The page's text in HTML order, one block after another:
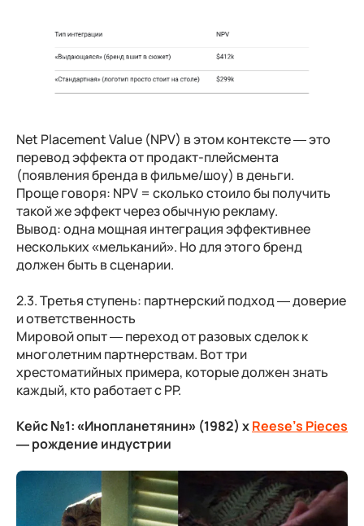
Net Placement Value (NPV) в этом контексте — это
перевод эффекта от продакт-плейсмента
(появления бренда в фильме/шоу) в деньги.
Проще говоря: NPV = сколько стоило бы получить
такой же эффект через обычную рекламу.
Вывод:одна мощная интеграция эффективнее
нескольких «мельканий». Но для этого бренд
должен быть в сценарии.
2.3. Третья ступень: партнерский подход — доверие
и ответственность
Мировой опыт — переход от разовых сделок к
многолетним партнерствам. Вот три
хрестоматийных примера, которые должен знать
каждый, кто работает с PP.
Кейс №1:«Инопланетянин» (1982) xReese’s Pieces
— рождение индустрии